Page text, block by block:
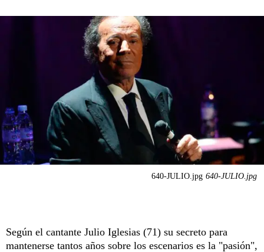
640-JULIO.jpg 640-JULIO.jpg
Según el cantante Julio Iglesias (71) su secreto para
mantenerse tantos años sobre los escenarios es la "pasión",